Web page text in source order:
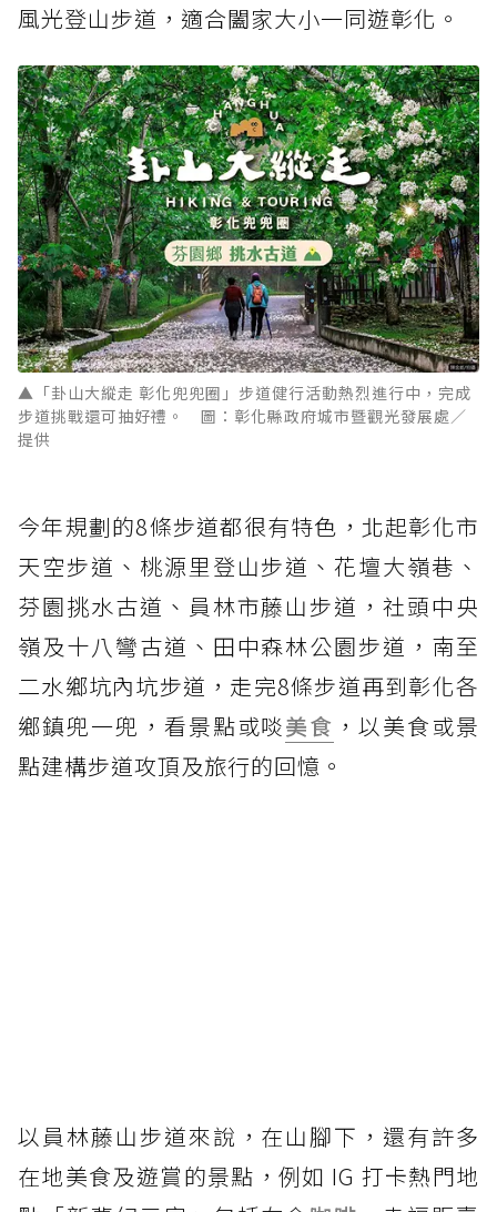
風光登山步道，適合闔家大小一同遊彰化。
▲「卦山大縱走 彰化兜兜圈」步道健行活動熱烈進行中，完成
步道挑戰還可抽好禮。 圖：彰化縣政府城市暨觀光發展處／
提供
今年規劃的8條步道都很有特色，北起彰化市
天空步道、桃源里登山步道、花壇大嶺巷、
芬園挑水古道、員林市藤山步道，社頭中央
嶺及十八彎古道、田中森林公園步道，南至
二水鄉坑內坑步道，走完8條步道再到彰化各
鄉鎮兜一兜，看景點或啖美食 ，以美食或景
點建構步道攻頂及旅行的回憶。
以員林藤山步道來說，在山腳下，還有許多
在地美食及遊賞的景點，例如 IG 打卡熱門地